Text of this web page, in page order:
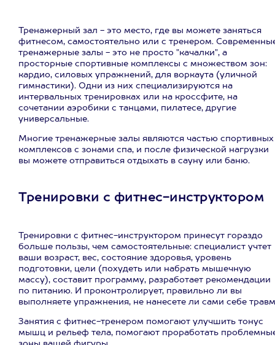
Тренажерный зал - это место, где вы можете заняться
фитнесом, самостоятельно или с тренером.
тренажерные залы - это не просто "качалки", а
просторные спортивные комплексы с множеством зон:
кардио, силовых упражнений, для воркаута (уличной
гимнастики). Одни из них специализируются на
интервальных тренировках или на кроссфите, на
сочетании аэробики с танцами, пилатесе, другие
универсальные.
Многие тренажерные залы являются частью спортивных
комплексов с зонами спа, и после физической нагрузки
вы можете отправиться отдыхать в сауну или баню.
Тренировки с фитнес-инструктором
Тренировки с фитнес-инструктором принесут гораздо
больше пользы, чем самостоятельные: специалист учтет
ваши возраст, вес, состояние здоровья, уровень
подготовки, цели (похудеть или набрать мышечную
массу), составит программу, разработает рекомендации
по питанию. И проконтролирует, правильно ли вы
выполняете упражнения, не нанесете ли сами себе
Занятия с фитнес-тренером помогают улучшить тонус
мышц и рельеф тела, помогают проработать